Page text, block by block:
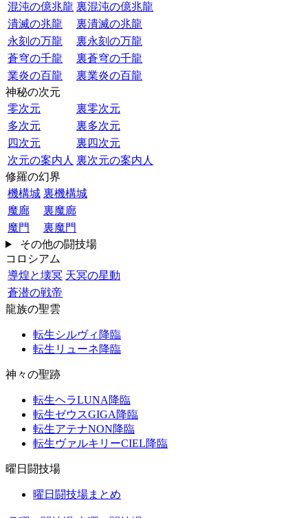
混沌の億兆龍 裏混沌の億兆龍
潰滅の兆龍
裏潰滅の兆龍
永刻の万龍
裏永刻の万龍
蒼穹の千龍
裏蒼穹の千龍
業炎の百龍
裏業炎の百龍
神秘の次元
零次元
裏零次元
多次元
裏多次元
四次元
裏四次元
次元の案内人 裏次元の案内人
修羅の幻界
機構城 裏機構城
魔廊
裏魔廊
魔門
裏魔門
その他の闘技場
コロシアム
導煌と壊冥 天冥の星動
蒼潜の戦帝
龍族の聖雲
転生シルヴィ降臨
転生リューネ降臨
神々の聖跡
転生ヘラLUNA降臨
転生ゼウスGIGA降臨
転生アテナNON降臨
転生ヴァルキリーCIEL降臨
曜日闘技場
曜日闘技場まとめ